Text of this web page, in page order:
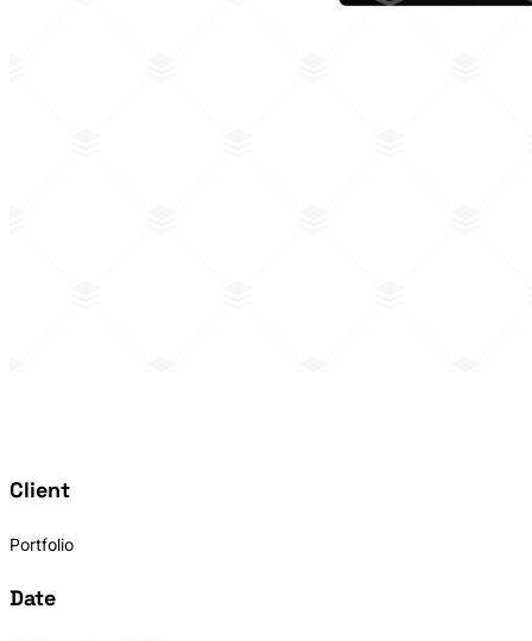
Client
Portfolio
Date